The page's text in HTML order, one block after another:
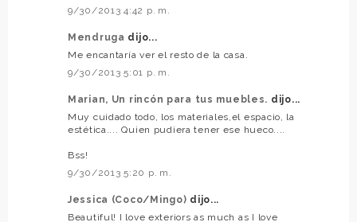
9/30/2013 4:42 p. m.
Mendruga dijo...
Me encantaría ver el resto de la casa.
9/30/2013 5:01 p. m.
Marian, Un rincón para tus muebles. dijo...
Muy cuidado todo, los materiales,el espacio, la
estética.... Quien pudiera tener ese hueco....
Bss!
9/30/2013 5:20 p. m.
Jessica (Coco/Mingo) dijo...
Beautiful! I love exteriors as much as I love